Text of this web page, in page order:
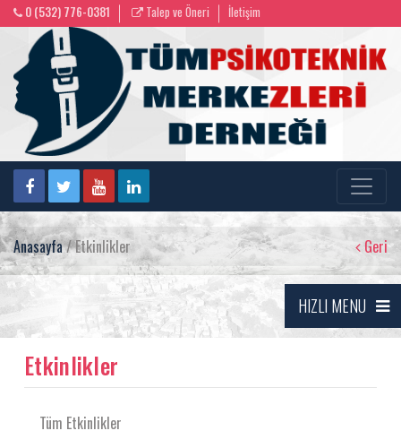
0 (532) 776-0381 Talep ve Öneri İletişim
Anasayfa/ Etkinlikler Geri
HIZLI MENU
Etkinlikler
Tüm Etkinlikler